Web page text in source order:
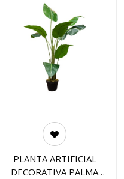
PLANTA ARTIFICIAL
DECORATIVA PALMA